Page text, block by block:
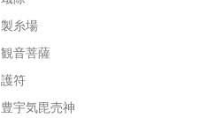
製糸場
観音菩薩
護符
豊宇気毘売神